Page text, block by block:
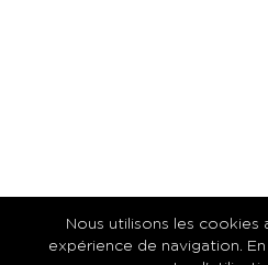
Nous utilisons les cookies
expérience de navigation.